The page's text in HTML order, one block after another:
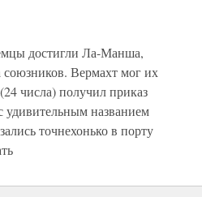
достигли Ла-Манша,
Вермахт мог их
числа) получил приказ
удивительным названием
точнехонько в порту